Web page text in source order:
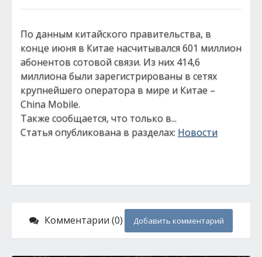
По данным китайского правительства, в
конце июня в Китае насчитывался 601 миллион
абонентов сотовой связи. Из них 414,6
миллиона были зарегистрированы в сетях
крупнейшего оператора в мире и Китае –
China Mobile.
Также сообщается, что только в...
Статья опубликована в разделах: Новости
Комментарии (0) Добавить комментарий